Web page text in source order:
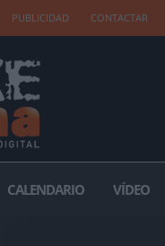
PUBLICIDAD CONTACTAR
CALENDARIO VÍDEO